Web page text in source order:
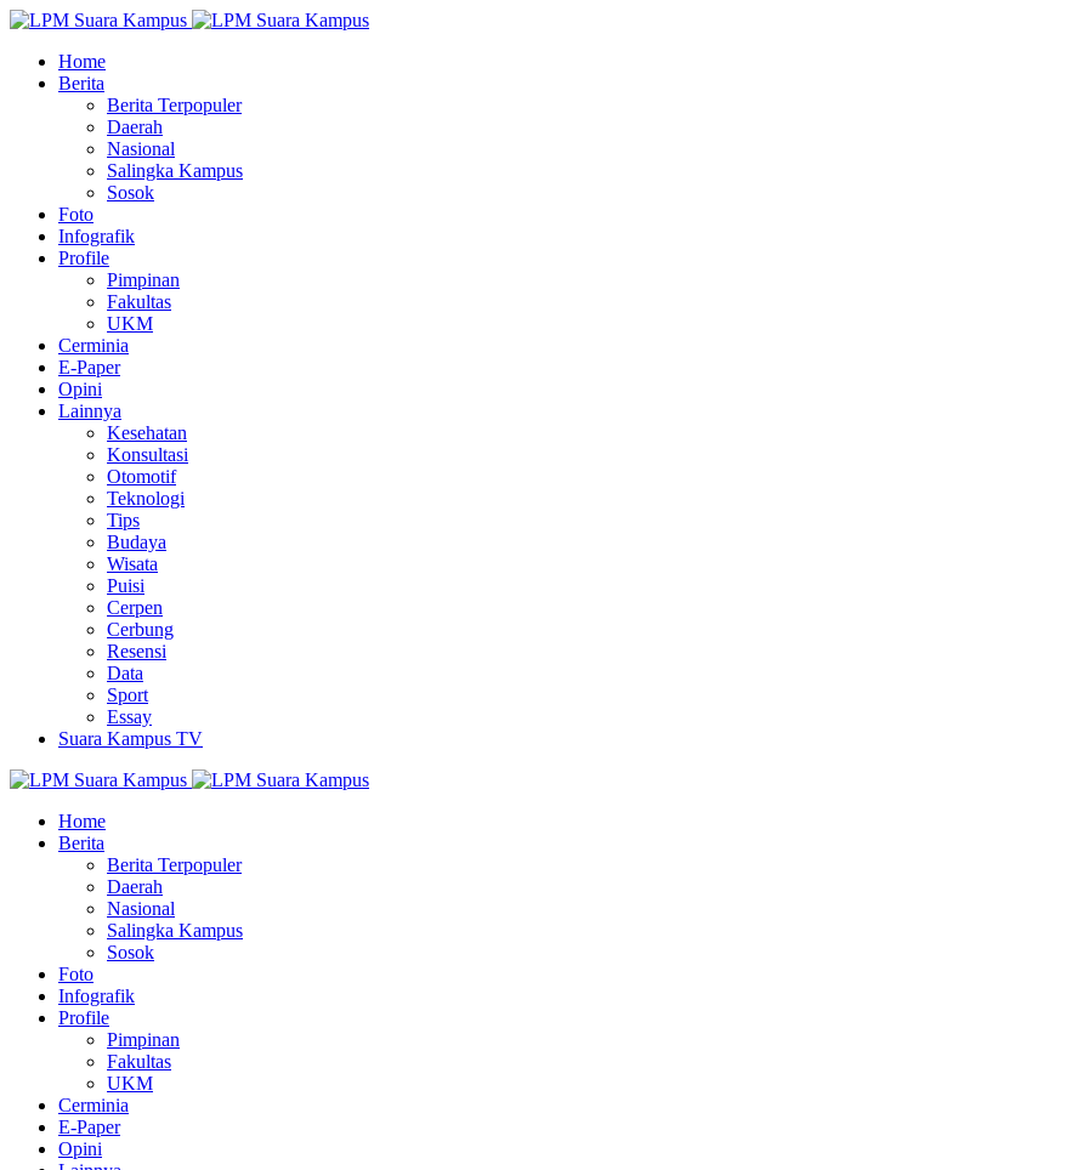
Home
Berita
Berita Terpopuler
Daerah
Nasional
Salingka Kampus
Sosok
Foto
Infografik
Profile
Pimpinan
Fakultas
UKM
Cerminia
E-Paper
Opini
Lainnya
Kesehatan
Konsultasi
Otomotif
Teknologi
Tips
Budaya
Wisata
Puisi
Cerpen
Cerbung
Resensi
Data
Sport
Essay
Suara Kampus TV
Home
Berita
Berita Terpopuler
Daerah
Nasional
Salingka Kampus
Sosok
Foto
Infografik
Profile
Pimpinan
Fakultas
UKM
Cerminia
E-Paper
Opini